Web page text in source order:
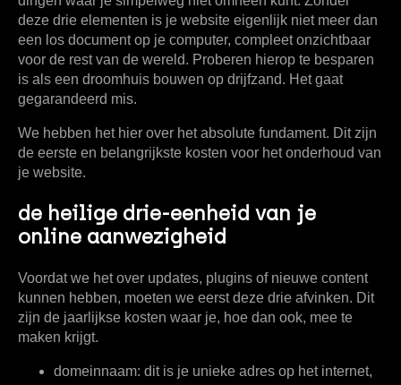
deze drie elementen is je website eigenlijk niet meer dan
een los document op je computer, compleet onzichtbaar
voor de rest van de wereld. Proberen hierop te besparen
is als een droomhuis bouwen op drijfzand. Het gaat
gegarandeerd mis.
We hebben het hier over het absolute fundament. Dit zijn
de eerste en belangrijkste kosten voor het onderhoud van
je website.
de heilige drie-eenheid van je
online aanwezigheid
Voordat we het over updates, plugins of nieuwe content
kunnen hebben, moeten we eerst deze drie afvinken. Dit
zijn de jaarlijkse kosten waar je, hoe dan ook, mee te
maken krijgt.
domeinnaam: dit is je unieke adres op het internet,